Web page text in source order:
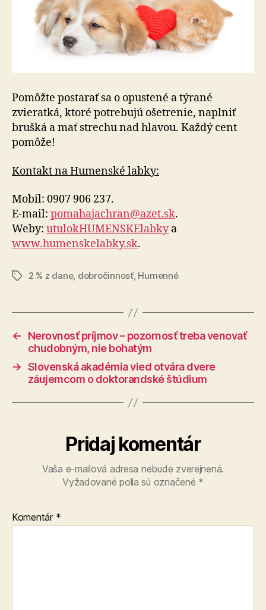
Pomôžte postarať sa o opustené a týrané
zvieratká, ktoré potrebujú ošetrenie, naplniť
brušká a mať strechu nad hlavou. Každý cent
pomôže!
Kontakt na Humenské labky:
Mobil: 0907 906 237.
E-mail: pomahajachran@azet.sk.
Weby: utulokHUMENSKElabkya
www.humenskelabky.sk.
Značky2 % z dane, dobročinnosť, Humenné
←
Nerovnosť príjmov – pozornosť treba venovať
chudobným, nie bohatým
→ Slovenská akadémia vied otvára dvere
záujemcom o doktorandské štúdium
Pridaj komentár
Vaša e-mailová adresa nebude zverejnená.
Vyžadované polia sú označené *
Komentár *